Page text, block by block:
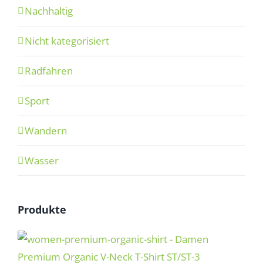
Nachhaltig
Nicht kategorisiert
Radfahren
Sport
Wandern
Wasser
Produkte